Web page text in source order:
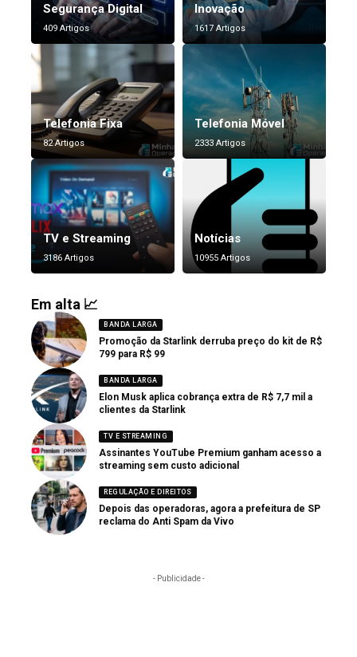
Segurança Digital
409 Artigos
Inovação
1617 Artigos
Telefonia Fixa
82 Artigos
Telefonia Móvel
2333 Artigos
TV e Streaming
3186 Artigos
Notícias
10955 Artigos
Em alta 📈
BANDA LARGA
Promoção da Starlink derruba preço do kit de R$
799 para R$ 99
BANDA LARGA
Elon Musk aplica cobrança extra de R$ 7,7 mil a
clientes da Starlink
TV E STREAMING
Assinantes YouTube Premium ganham acesso a
streaming sem custo adicional
REGULAÇÃO E DIREITOS
Depois das operadoras, agora a prefeitura de SP
reclama do Anti Spam da Vivo
- Publicidade -